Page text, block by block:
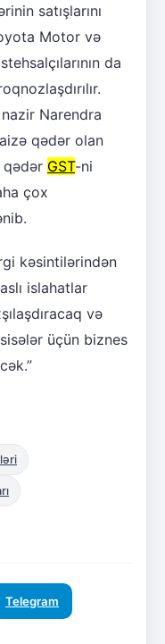
satışlarını
Motor və
da
Narendra
qədər olan
qədər GST-ni
çox
kəsintilərindən
islahatlar
və
üçün biznes
Telegram